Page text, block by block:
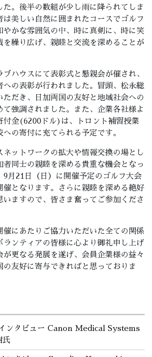
た。後半の数組が少し雨に降られてしま
は美しい自然に囲まれたコースでゴルフ
やかな雰囲気の中、時に真剣に、時に笑
を繰り広げ、親睦と交流を深めることが
ハウスにて表彰式と懇親会が催され、
への表彰が行われました。冒頭、松永総
ただき、日加両国の友好と地域社会への
て強調されました。また、企業各社様よ
付金(6200ドル)は、トロント補習授業
の寄付に充てられる予定です。
ネットワークの拡大や情報交換の場とし
者同士の親睦を深める貴重な機会となっ
9月21日（日）に開催予定のゴルフ大会
催となります。さらに親睦を深める絶好
いますので、皆さま奮ってご参加くださ
催にあたりご協力いただいた全ての関係
ランティアの皆様に心より御礼申し上げ
が更なる発展を遂げ、会員企業様の益々
の友好に寄与できればと思っておりま
ンタビュー Canon Medical Systems
氏